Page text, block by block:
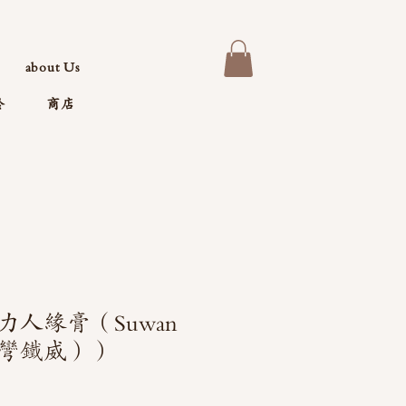
about Us
商店
人緣膏（Suwan
鐵威））